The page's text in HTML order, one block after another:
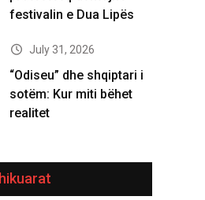
festivalin e Dua Lipës
July 31, 2026
“Odiseu” dhe shqiptari i
sotëm: Kur miti bëhet
realitet